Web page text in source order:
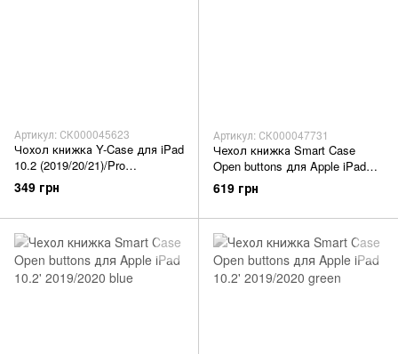
Артикул: СК000045623
Чохол книжка Y-Case для iPad
10.2 (2019/20/21)/Pro
10.5(2017/Air) 10.5 black
349 грн
Артикул: СК000047731
Чехол книжка Smart Case
Open buttons для Apple iPad
10.2' 2019/2020 red
619 грн